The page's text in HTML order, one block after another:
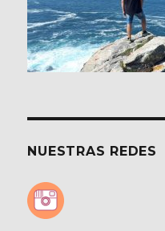
NUESTRAS REDES